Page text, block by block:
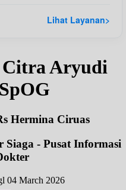
Lihat Layanan>
Citra Aryudi
Hermina Ciruas
- Pusat Informasi
04 March 2026